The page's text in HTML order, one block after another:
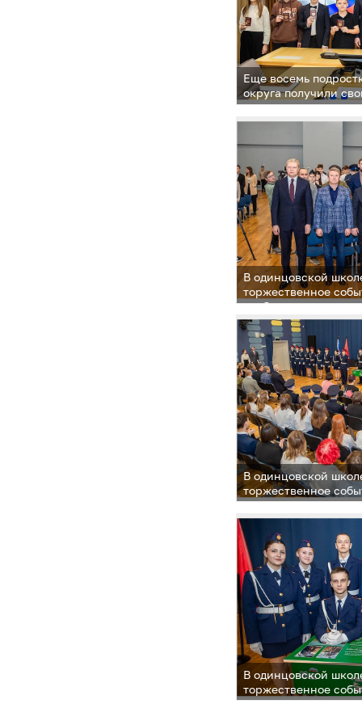
Еще восемь
округа получили
из рук главы
Торжественная
администрации.
с важным событием
их родителей
В одинцовской
торжественное
учебного
Героя»
В одинцовской
торжественное
учебного
Героя»
В одинцовской
торжественное